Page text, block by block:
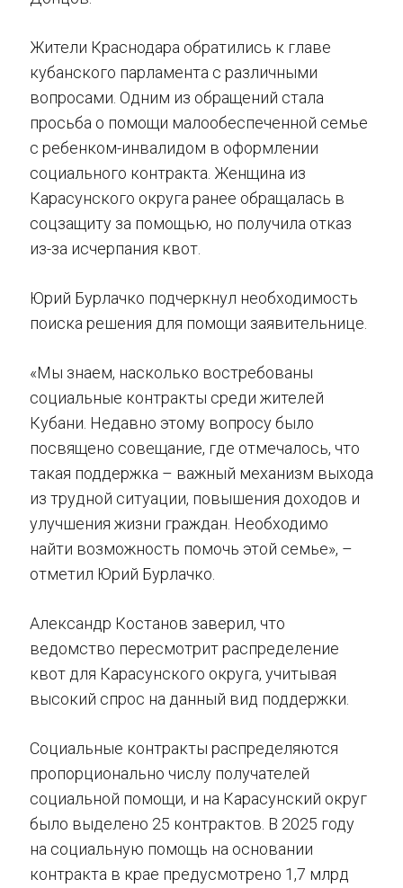
Жители Краснодара обратились к главе
кубанского парламента с различными
вопросами. Одним из обращений стала
просьба о помощи малообеспеченной семье
с ребенком-инвалидом в оформлении
социального контракта. Женщина из
Карасунского округа ранее обращалась в
соцзащиту за помощью, но получила отказ
из-за исчерпания квот.
Юрий Бурлачко подчеркнул необходимость
поиска решения для помощи заявительнице.
«Мы знаем, насколько востребованы
социальные контракты среди жителей
Кубани. Недавно этому вопросу было
посвящено совещание, где отмечалось, что
такая поддержка – важный механизм выхода
из трудной ситуации, повышения доходов и
улучшения жизни граждан. Необходимо
найти возможность помочь этой семье», –
отметил Юрий Бурлачко.
Александр Костанов заверил, что
ведомство пересмотрит распределение
квот для Карасунского округа, учитывая
высокий спрос на данный вид поддержки.
Социальные контракты распределяются
пропорционально числу получателей
социальной помощи, и на Карасунский округ
было выделено 25 контрактов. В 2025 году
на социальную помощь на основании
контракта в крае предусмотрено 1,7 млрд